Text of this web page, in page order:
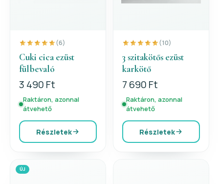
(6)
Cuki cica ezüst
fülbevaló
3 490 Ft
Raktáron, azonnal
átvehető
Részletek
(10)
3 szitakötős ezüst
karkötő
7 690 Ft
Raktáron, azonnal
átvehető
Részletek
ÚJ